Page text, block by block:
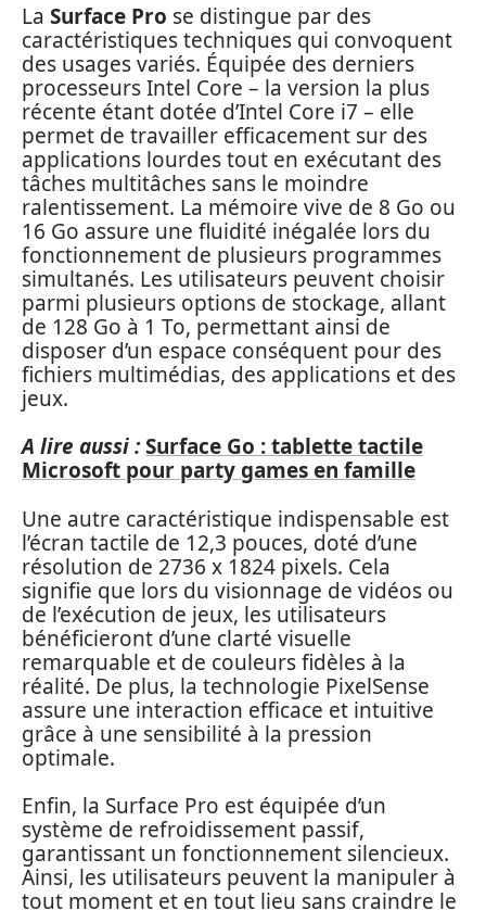
La Surface Pro se distingue par des
caractéristiques techniques qui convoquent
des usages variés. Équipée des derniers
processeurs Intel Core – la version la plus
récente étant dotée d’Intel Core i7 – elle
permet de travailler efficacement sur des
applications lourdes tout en exécutant des
tâches multitâches sans le moindre
ralentissement. La mémoire vive de 8 Go ou
16 Go assure une fluidité inégalée lors du
fonctionnement de plusieurs programmes
simultanés. Les utilisateurs peuvent choisir
parmi plusieurs options de stockage, allant
de 128 Go à 1 To, permettant ainsi de
disposer d’un espace conséquent pour des
fichiers multimédias, des applications et des
jeux.
A lire aussi :Surface Go : tablette tactile
Microsoft pour party games en famille
Une autre caractéristique indispensable est
l’écran tactile de 12,3 pouces, doté d’une
résolution de 2736 x 1824 pixels. Cela
signifie que lors du visionnage de vidéos ou
de l’exécution de jeux, les utilisateurs
bénéficieront d’une clarté visuelle
remarquable et de couleurs fidèles à la
réalité. De plus, la technologie PixelSense
assure une interaction efficace et intuitive
grâce à une sensibilité à la pression
optimale.
Enfin, la Surface Pro est équipée d’un
système de refroidissement passif,
garantissant un fonctionnement silencieux.
Ainsi, les utilisateurs peuvent la manipuler à
tout moment et en tout lieu sans craindre le